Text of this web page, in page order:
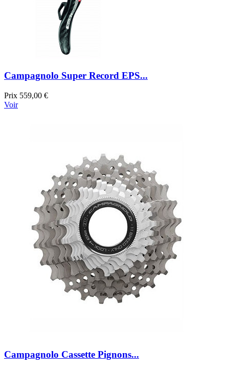
Campagnolo Super Record EPS...
Prix 559,00 €
Voir
Campagnolo Cassette Pignons...